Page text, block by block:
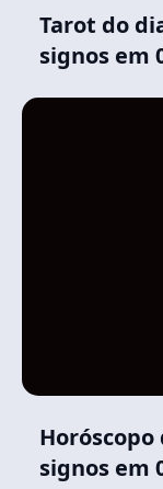
Tarot do
signos em
Horóscopo
signos em